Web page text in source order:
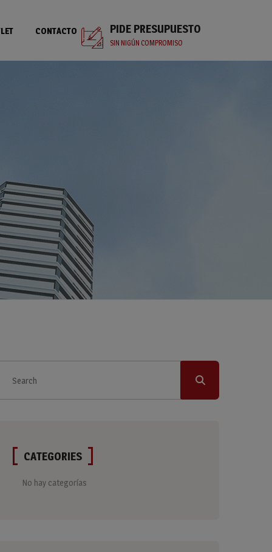
CONTACTO PIDE PRESUPUESTO
SIN NIGÚN COMPROMISO
CATEGORIES
No hay categorías